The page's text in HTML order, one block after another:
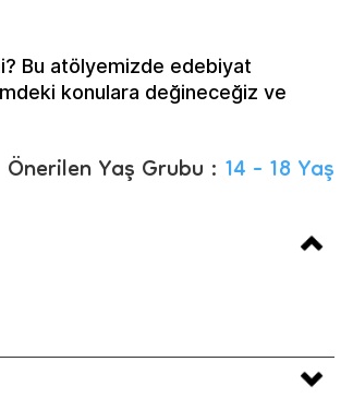
Bu atölyemizde edebiyat
konulara değineceğiz ve
Önerilen Yaş Grubu :14 - 18 Yaş